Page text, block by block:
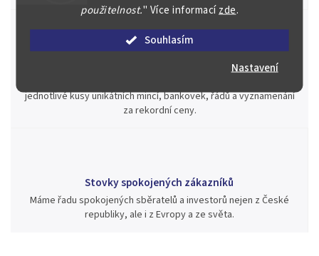
použitelnost." Více informacízde.
Souhlasím
Nastavení
Jsme zde pro Vás nepřetržitě již od roku 2000
jednotlivé kusy unikátních mincí, bankovek, řádů a vyznamenání
za rekordní ceny.
Stovky spokojených zákazníků
Máme řadu spokojených sběratelů a investorů nejen z České
republiky, ale i z Evropy a ze světa.